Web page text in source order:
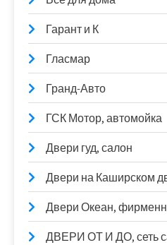
Гарант и К
Гласмар
Гранд-Авто
ГСК Мотор, автомойка
Двери гуд, салон
Двери на Каширском
Двери Океан,
ДВЕРИ ОТ И ДО, сеть